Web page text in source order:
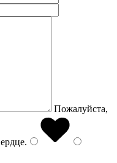
Пожалуйста,
.